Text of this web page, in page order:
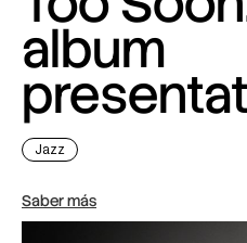
album
Jazz
Saber más